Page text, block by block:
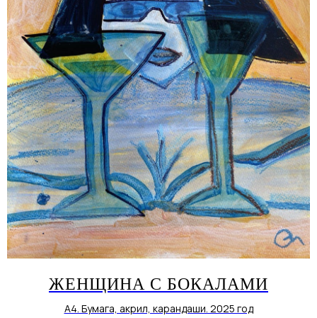
ЖЕНЩИНА С БОКАЛАМИ
А4. Бумага, акрил, карандаши. 2025 год